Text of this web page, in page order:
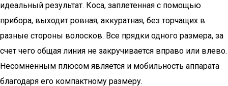
идеальный результат. Коса, заплетенная с помощью
прибора, выходит ровная, аккуратная, без торчащих в
разные стороны волосков. Все прядки одного размера, за
счет чего общая линия не закручивается вправо или влево.
Несомненным плюсом является и мобильность аппарата
благодаря его компактному размеру.